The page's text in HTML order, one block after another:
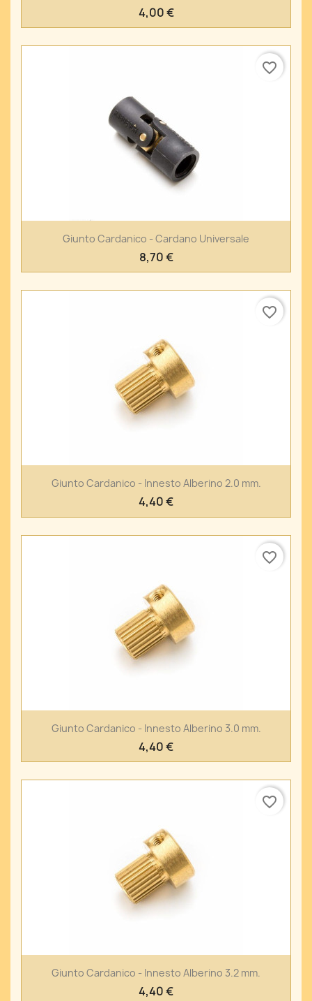
4,00 €
Giunto Cardanico - Cardano Universale
8,70 €
favorite_border
Giunto Cardanico - Innesto Alberino 2.0 mm.
4,40 €
favorite_border
Giunto Cardanico - Innesto Alberino 3.0 mm.
4,40 €
favorite_border
Giunto Cardanico - Innesto Alberino 3.2 mm.
4,40 €
favorite_border